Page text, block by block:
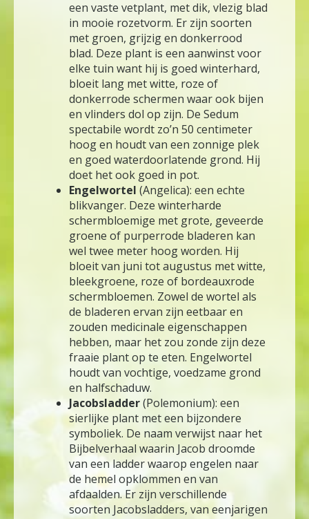
een vaste vetplant, met dik, vlezig blad
in mooie rozetvorm. Er zijn soorten
met groen, grijzig en donkerrood
blad. Deze plant is een aanwinst voor
elke tuin want hij is goed winterhard,
bloeit lang met witte, roze of
donkerrode schermen waar ook bijen
en vlinders dol op zijn. De Sedum
spectabile wordt zo’n 50 centimeter
hoog en houdt van een zonnige plek
en goed waterdoorlatende grond. Hij
doet het ook goed in pot.
Engelwortel (Angelica): een echte
blikvanger. Deze winterharde
schermbloemige met grote, geveerde
groene of purperrode bladeren kan
wel twee meter hoog worden. Hij
bloeit van juni tot augustus met witte,
bleekgroene, roze of bordeauxrode
schermbloemen. Zowel de wortel als
de bladeren ervan zijn eetbaar en
zouden medicinale eigenschappen
hebben, maar het zou zonde zijn deze
fraaie plant op te eten. Engelwortel
houdt van vochtige, voedzame grond
en halfschaduw.
Jacobsladder(Polemonium): een
sierlijke plant met een bijzondere
symboliek. De naam verwijst naar het
Bijbelverhaal waarin Jacob droomde
van een ladder waarop engelen naar
de hemel opklommen en van
afdaalden. Er zijn verschillende
soorten Jacobsladders, van eenjarigen